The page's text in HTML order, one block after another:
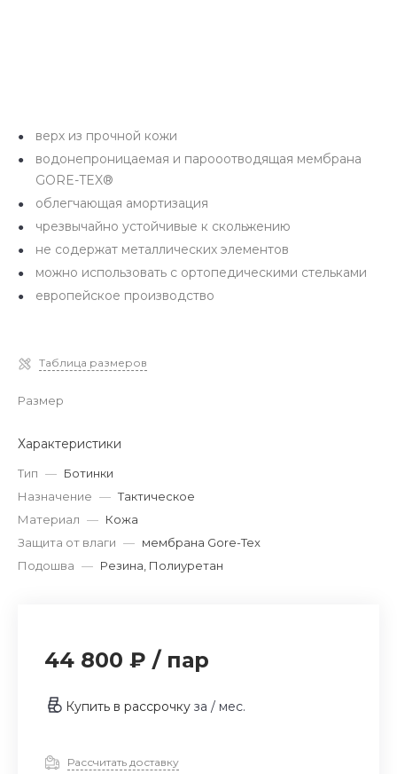
верх из прочной кожи
водонепроницаемая и парооотводящая мембрана
GORE-TEX®
облегчающая амортизация
чрезвычайно устойчивые к скольжению
не содержат металлических элементов
можно использовать с ортопедическими стельками
европейское производство
Таблица размеров
Размер
Характеристики
Тип — Ботинки
Назначение — Тактическое
Материал — Кожа
Защита от влаги — мембрана Gore-Tex
Подошва — Резина, Полиуретан
44 800 ₽ / пар
Купить в рассрочку за / мес.
Рассчитать доставку